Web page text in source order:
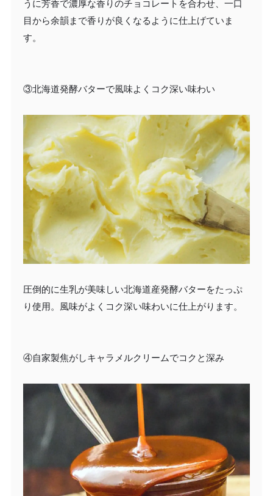
うに芳香で濃厚な香りのチョコレートを合わせ、一口
目から余韻まで香りが良くなるように仕上げていま
す。
③北海道発酵バターで風味よくコク深い味わい
圧倒的に生乳が美味しい北海道産発酵バターをたっぷ
り使用。風味がよくコク深い味わいに仕上がります。
④自家製焦がしキャラメルクリームでコクと深み